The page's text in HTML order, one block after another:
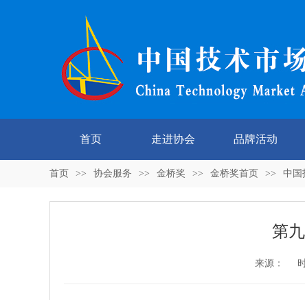
首页 走进协会 品牌活动
首页 >> 协会服务 >> 金桥奖 >> 金桥奖首页 >> 中国
第
来源： 时